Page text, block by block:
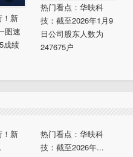
！新
图速
成绩
热门看点：华映科
技：截至2026年1月9
日公司股东人数为
247675户
！新
热门看点：华映科
技：截至2026年...